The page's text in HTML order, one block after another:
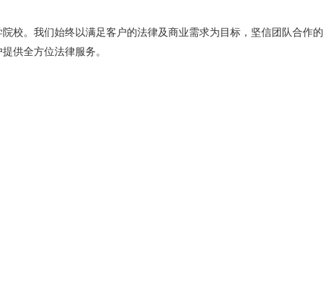
校。我们始终以满足客户的法律及商业需求为目标，坚信团队合作的
供全方位法律服务。